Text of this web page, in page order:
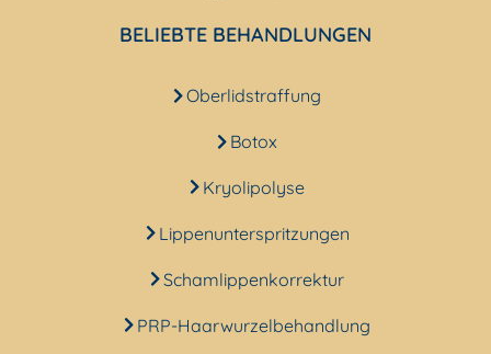
BELIEBTE BEHANDLUNGEN
Oberlidstraffung
Botox
Kryolipolyse
Lippenunterspritzungen
Schamlippenkorrektur
PRP-Haarwurzelbehandlung